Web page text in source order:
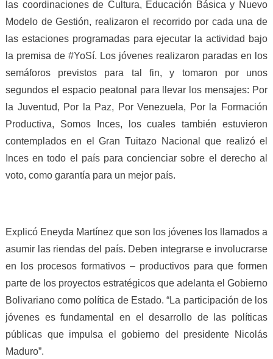
las coordinaciones de Cultura, Educación Básica y Nuevo
Modelo de Gestión, realizaron el recorrido por cada una de
las estaciones programadas para ejecutar la actividad bajo
la premisa de #YoSí. Los jóvenes realizaron paradas en los
semáforos previstos para tal fin, y tomaron por unos
segundos el espacio peatonal para llevar los mensajes: Por
la Juventud, Por la Paz, Por Venezuela, Por la Formación
Productiva, Somos Inces, los cuales también estuvieron
contemplados en el Gran Tuitazo Nacional que realizó el
Inces en todo el país para concienciar sobre el derecho al
voto, como garantía para un mejor país.
Explicó Eneyda Martínez que son los jóvenes los llamados a
asumir las riendas del país. Deben integrarse e involucrarse
en los procesos formativos – productivos para que formen
parte de los proyectos estratégicos que adelanta el Gobierno
Bolivariano como política de Estado. “La participación de los
jóvenes es fundamental en el desarrollo de las políticas
públicas que impulsa el gobierno del presidente Nicolás
Maduro”.